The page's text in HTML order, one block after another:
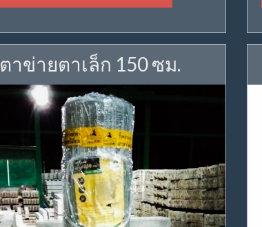
ตาข่ายตาเล็ก 150 ซม.